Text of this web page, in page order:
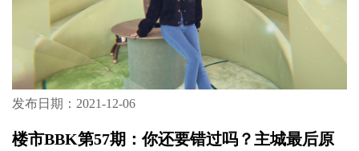
发布日期：2021-12-06
楼市BBK第57期：你还要错过吗？主城最后原